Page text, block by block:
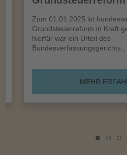
Zum 01.01.2025 ist
Grundsteuerreform in Kraft
hierfür war ein Urteil des
Bundesverfassungsgerichts
MEHR